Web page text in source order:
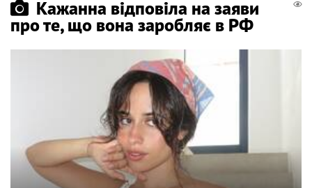
Кажанна відповіла на заяви
про те, що вона заробляє в РФ